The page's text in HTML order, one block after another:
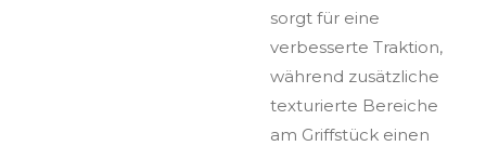
sorgt für eine
verbesserte Traktion,
während zusätzliche
texturierte Bereiche
am Griffstück einen